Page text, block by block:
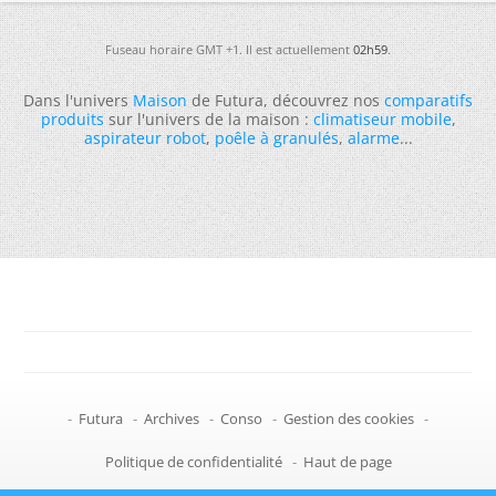
Fuseau horaire GMT +1. Il est actuellement02h59.
Dans l'universMaisonde Futura, découvrez noscomparatifs
produitssur l'univers de la maison :climatiseur mobile,
aspirateur robot,poêle à granulés,alarme...
- Futura - Archives - Conso - Gestion des cookies -
Politique de confidentialité - Haut de page